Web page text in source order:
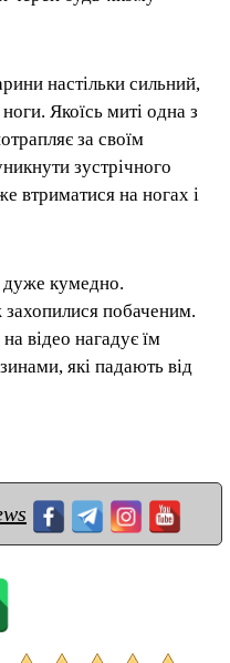
настільки сильний,
Якоїсь миті одна з
за своїм
зустрічного
втриматися на ногах і
дуже кумедно.
побаченим.
відео нагадує їм
які падають від